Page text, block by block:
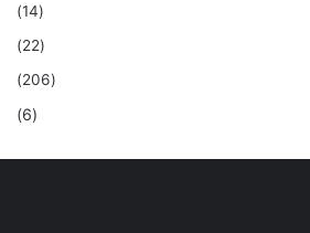
(14)
(22)
(206)
(6)